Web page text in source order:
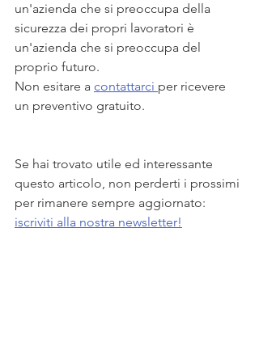
un'azienda che si preoccupa della
sicurezza dei propri lavoratori è
un'azienda che si preoccupa del
proprio futuro.
Non esitare a contattarci per ricevere
un preventivo gratuito.
Se hai trovato utile ed interessante
questo articolo, non perderti i prossimi
per rimanere sempre aggiornato:
iscriviti alla nostra newsletter!